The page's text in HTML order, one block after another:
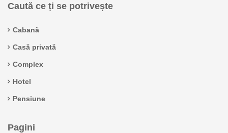
Caută ce ți se potrivește
Cabană
Casă privată
Complex
Hotel
Pensiune
Pagini